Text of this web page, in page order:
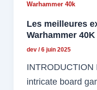
Warhammer 40k
Les meilleures
Warhammer 40K
dev/6 juin 2025
INTRODUCTION
intricate board